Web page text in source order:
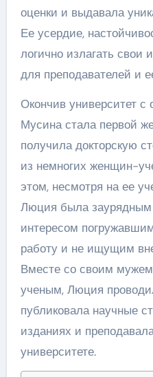
оценки и выдавала
Ее усердие,
логично излагать
для преподавателей и
Окончив университет
Мусина стала первой
получила докторскую
из немногих женщин-
этом, несмотря на ее
Люция была
интересом
работу и не ищущим
Вместе со своим
ученым, Люция
публиковала научные
изданиях и
университете.